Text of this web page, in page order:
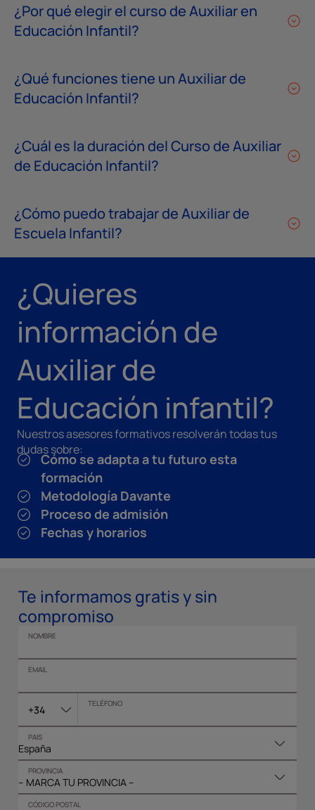
¿Por qué elegir el curso de Auxiliar en
Educación Infantil?
¿Qué funciones tiene un Auxiliar de
Educación Infantil?
¿Cuál es la duración del Curso de Auxiliar
de Educación Infantil?
¿Cómo puedo trabajar de Auxiliar de
Escuela Infantil?
¿Quieres
información de
Auxiliar de
Educación infantil?
Nuestros asesores formativos resolverán todas tus
dudas sobre:
Cómo se adapta a tu futuro esta
formación
Metodología Davante
Proceso de admisión
Fechas y horarios
Te informamos gratis y sin
compromiso
NOMBRE
EMAIL
+34 TELÉFONO
PAIS
PROVINCIA
CÓDIGO POSTAL